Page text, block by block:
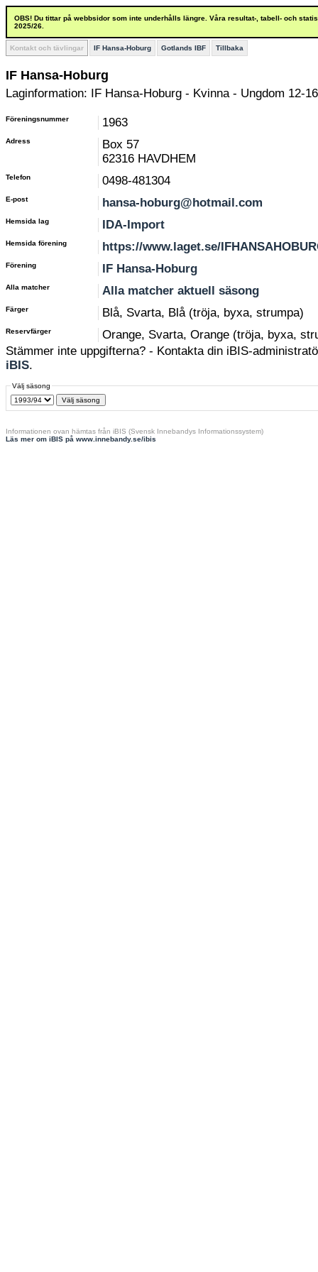
OBS! Du tittar på webbsidor som inte underhålls längre. Våra resultat-, tabell- och
2025/26.
Kontakt och tävlingar IF Hansa-Hoburg Gotlands IBF Tillbaka
IF Hansa-Hoburg
Laginformation: IF Hansa-Hoburg - Kvinna - Ungdom 12-
Föreningsnummer 1963
Adress
Box 57
62316 HAVDHEM
Telefon 0498-481304
E-post hansa-hoburg@hotmail.com
Hemsida lag IDA-Import
Hemsida förening https://www.laget.se/
Förening IF Hansa-Hoburg
Alla matcher Alla matcher aktuell säsong
Färger Blå, Svarta, Blå (tröja, byxa, strumpa)
Reservfärger
Orange, Svarta, Orange (tröja, byxa,
Stämmer inte uppgifterna? - Kontakta din iBIS-
iBIS.
Välj säsong
Informationen ovan hämtas från iBIS (Svensk Innebandys Informationssystem)
Läs mer om iBIS på www.innebandy.se/ibis